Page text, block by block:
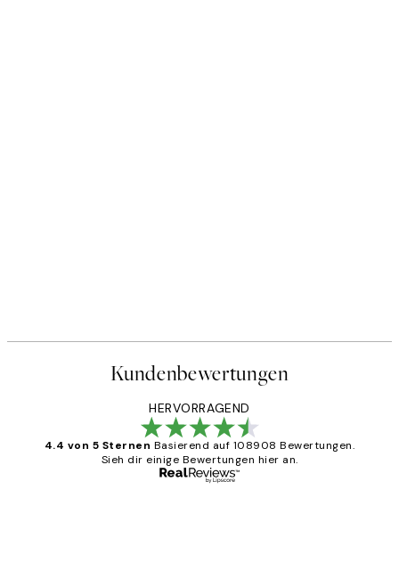
Kundenbewertungen
HERVORRAGEND
4.4 von 5 Sternen Basierend auf 108908 Bewertungen.
Sieh dir einige Bewertungen hier an.